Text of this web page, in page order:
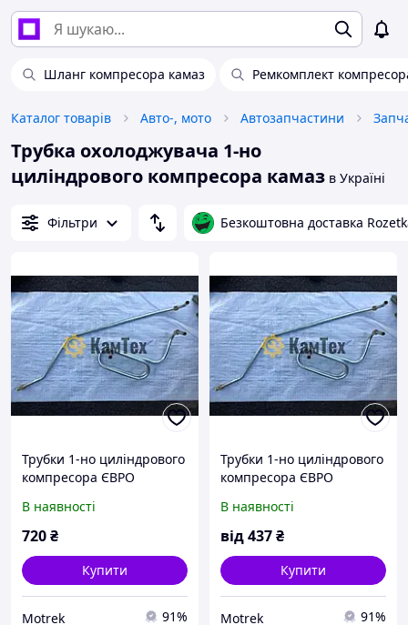
Шланг компресора камаз Ремкомплект
Каталог товарів Авто-, мото Автозапчастини
Трубка охолоджувача 1-но
циліндрового компресора камаз в Україні
Фільтри Безкоштовна доставка
Трубки 1-но циліндрового
компресора ЄВРО
(охолоджувач) для КамАЗ
К53205-3506180 / КМД
В наявності
720₴
Купити
Motrek 91%
Трубки 1-но циліндрового
компресора ЄВРО
(охолоджувач) для КамАЗ
К53205-3506180/КМД
В наявності
від437₴
Купити
Motrek 91%